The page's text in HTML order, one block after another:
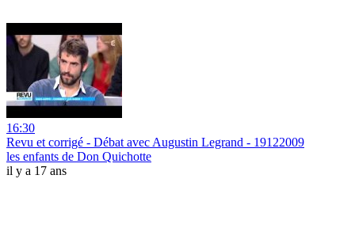
16:30
Revu et corrigé - Débat avec Augustin Legrand - 19122009
les enfants de Don Quichotte
il y a 17 ans